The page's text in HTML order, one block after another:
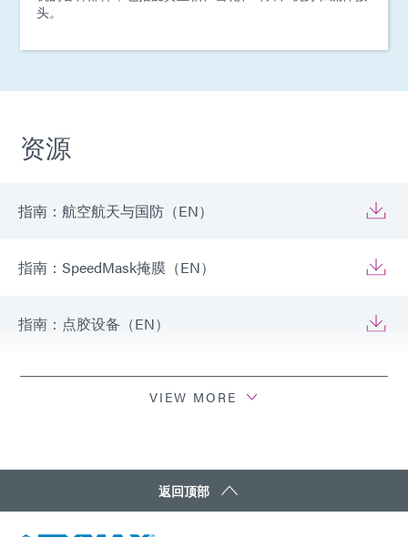
头。
资源
指南：航空航天与国防（EN）
指南：SpeedMask掩膜（EN）
指南：点胶设备（EN）
指南：光固化设备（EN）
指南：SpeedMask掩膜（欧洲|EN）
VIEW MORE
返回顶部